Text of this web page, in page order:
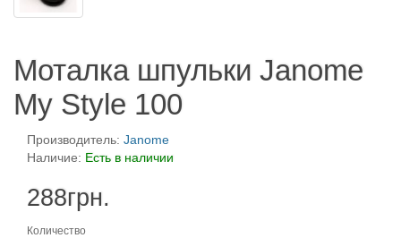
Моталка шпульки Janome
My Style 100
Производитель: Janome
Наличие: Есть в наличии
288грн.
Количество